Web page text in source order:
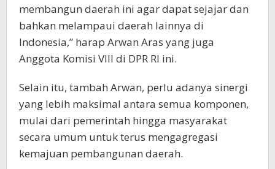
membangun daerah ini agar dapat sejajar dan
bahkan melampaui daerah lainnya di
Indonesia,” harap Arwan Aras yang juga
Anggota Komisi VIII di DPR RI ini.
Selain itu, tambah Arwan, perlu adanya sinergi
yang lebih maksimal antara semua komponen,
mulai dari pemerintah hingga masyarakat
secara umum untuk terus mengagregasi
kemajuan pembangunan daerah.